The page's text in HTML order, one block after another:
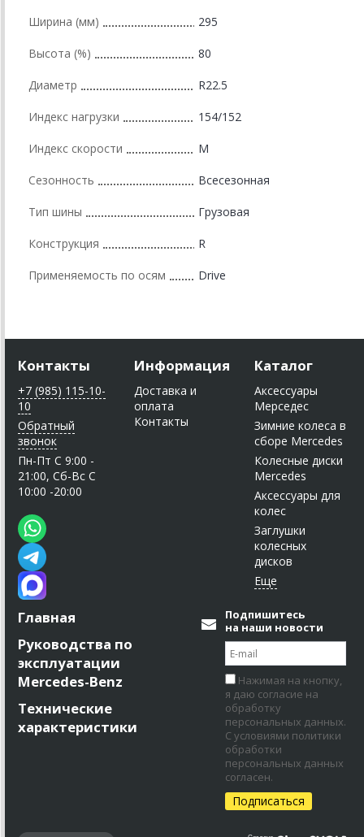
Ширина (мм)
295
Высота (%) 80
Диаметр R22.5
Индекс нагрузки 154/152
Индекс скорости M
Сезонность Всесезонная
Тип шины Грузовая
Конструкция R
Применяемость по осям Drive
Контакты
+7 (985) 115-10-
10
Обратный
звонок
Пн-Пт C 9:00 -
21:00, Сб-Вс С
10:00 -20:00
Информация
Доставка и
оплата
Контакты
Каталог
Аксессуары
Мерседес
Зимние колеса в
сборе Mercedes
Колесные диски
Mercedes
Аксессуары для
колес
Заглушки
колесных
дисков
Главная
Руководства по
эксплуатации
Mercedes-Benz
Технические
характеристики
Подпишитесь
на наши новости
Нажимая на кнопку,
я даю согласие на
обработку
персональных данных.
С условиями политики
обработки
персональных данных
согласен.